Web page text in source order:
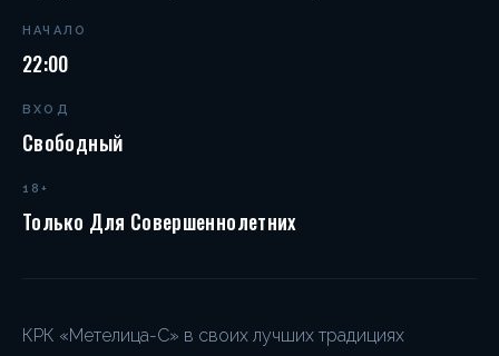
НАЧАЛО
22:00
ВХОД
Свободный
18+
Только Для Совершеннолетних
КРК «Метелица-С» в своих лучших традициях